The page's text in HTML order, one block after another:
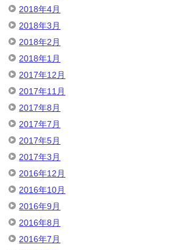
2018年4月
2018年3月
2018年2月
2018年1月
2017年12月
2017年11月
2017年8月
2017年7月
2017年5月
2017年3月
2016年12月
2016年10月
2016年9月
2016年8月
2016年7月